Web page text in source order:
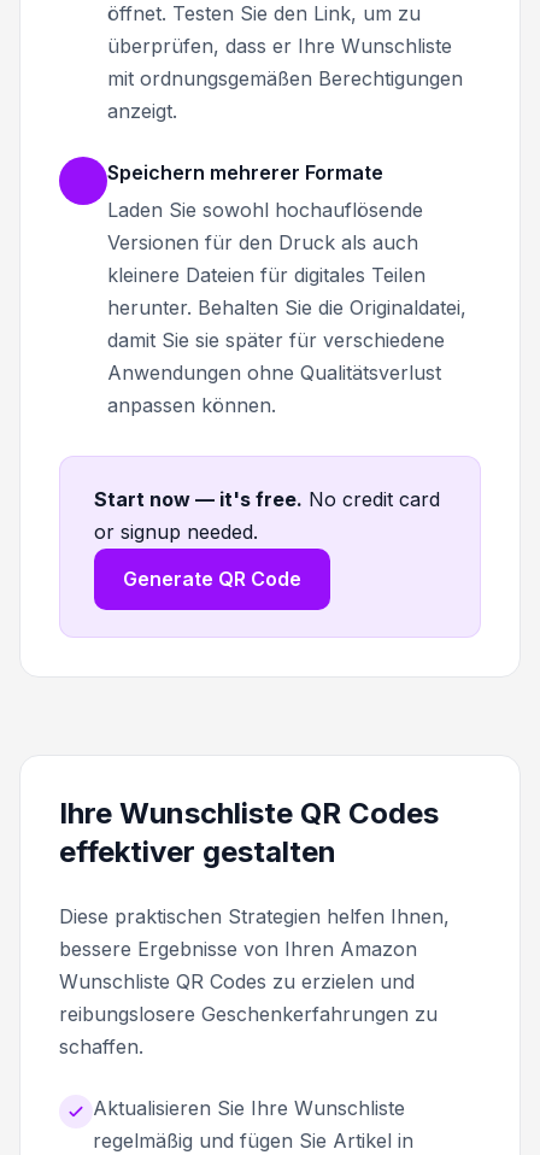
öffnet. Testen Sie den Link, um zu
überprüfen, dass er Ihre Wunschliste
mit ordnungsgemäßen Berechtigungen
anzeigt.
Speichern mehrerer Formate
Laden Sie sowohl hochauflösende
Versionen für den Druck als auch
kleinere Dateien für digitales Teilen
herunter. Behalten Sie die Originaldatei,
damit Sie sie später für verschiedene
Anwendungen ohne Qualitätsverlust
anpassen können.
Start now — it's free. No credit card
or signup needed.
Generate QR Code
Ihre Wunschliste QR Codes
effektiver gestalten
Diese praktischen Strategien helfen Ihnen,
bessere Ergebnisse von Ihren Amazon
Wunschliste QR Codes zu erzielen und
reibungslosere Geschenkerfahrungen zu
schaffen.
Aktualisieren Sie Ihre Wunschliste
regelmäßig und fügen Sie Artikel in